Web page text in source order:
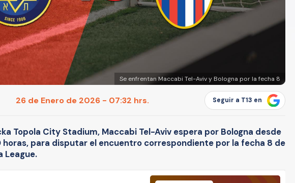
Se enfrentan Maccabi Tel-Aviv y Bologna por la fecha 8
26 de Enero de 2026 - 07:32 hrs. Seguir a T13 en
Topola City Stadium, Maccabi Tel-Aviv espera por Bologna desde
horas, para disputar el encuentro correspondiente por la fecha 8 de
League.